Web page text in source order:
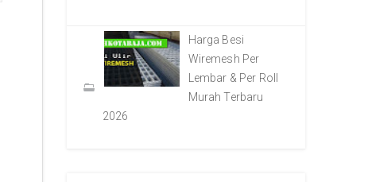
Harga Besi
Wiremesh Per
Lembar & Per Roll
Murah Terbaru
2026